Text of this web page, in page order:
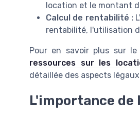
location et le montant
Calcul de rentabilité :
rentabilité, l'utilisation
Pour en savoir plus sur
ressources sur les
détaillée des aspects
L'importance de